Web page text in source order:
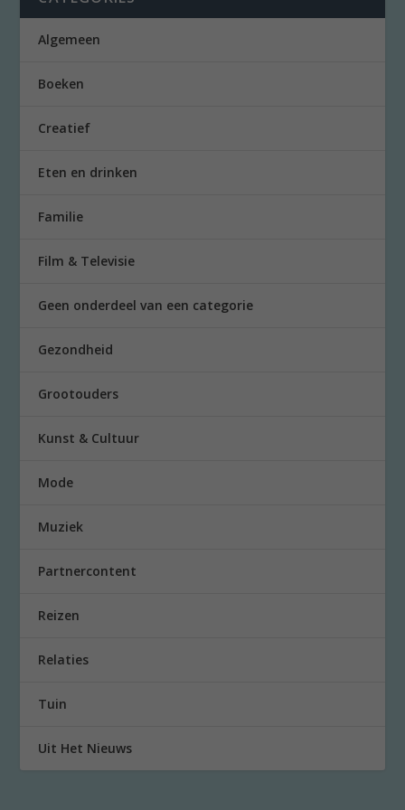
Algemeen
Boeken
Creatief
Eten en drinken
Familie
Film & Televisie
Geen onderdeel van een categorie
Gezondheid
Grootouders
Kunst & Cultuur
Mode
Muziek
Partnercontent
Reizen
Relaties
Tuin
Uit Het Nieuws